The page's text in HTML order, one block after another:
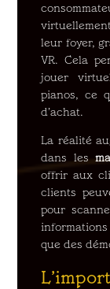
leur foyer,
VR. Cela
jouer
pianos, ce
d’achat.
La réalité
dans les
offrir aux
clients
pour
que des